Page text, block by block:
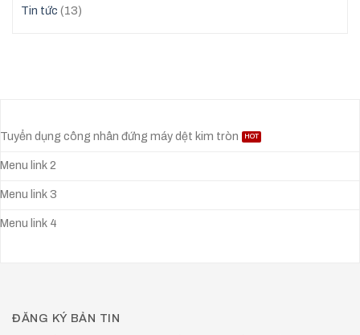
Tin tức (13)
Tuyển dụng công nhân đứng máy dệt kim tròn
Menu link 2
Menu link 3
Menu link 4
ĐĂNG KÝ BẢN TIN